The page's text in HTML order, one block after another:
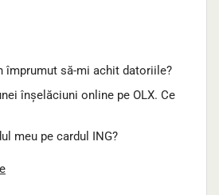
împrumut să-mi achit datoriile?
înșelăciuni online pe OLX. Ce
meu pe cardul ING?